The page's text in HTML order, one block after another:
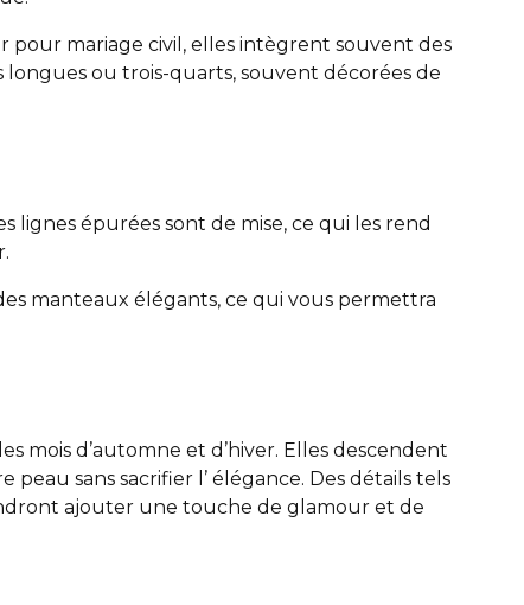
pour mariage civil, elles intègrent souvent des
ou trois-quarts, souvent décorées de
lignes épurées sont de mise, ce qui les rend
manteaux élégants, ce qui vous permettra
mois d’automne et d’hiver. Elles descendent
sans sacrifier l’ élégance. Des détails tels
ajouter une touche de glamour et de